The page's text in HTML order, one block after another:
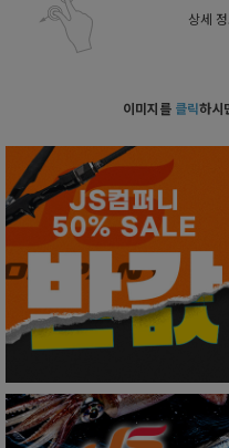
상세
이미지를 클릭하시